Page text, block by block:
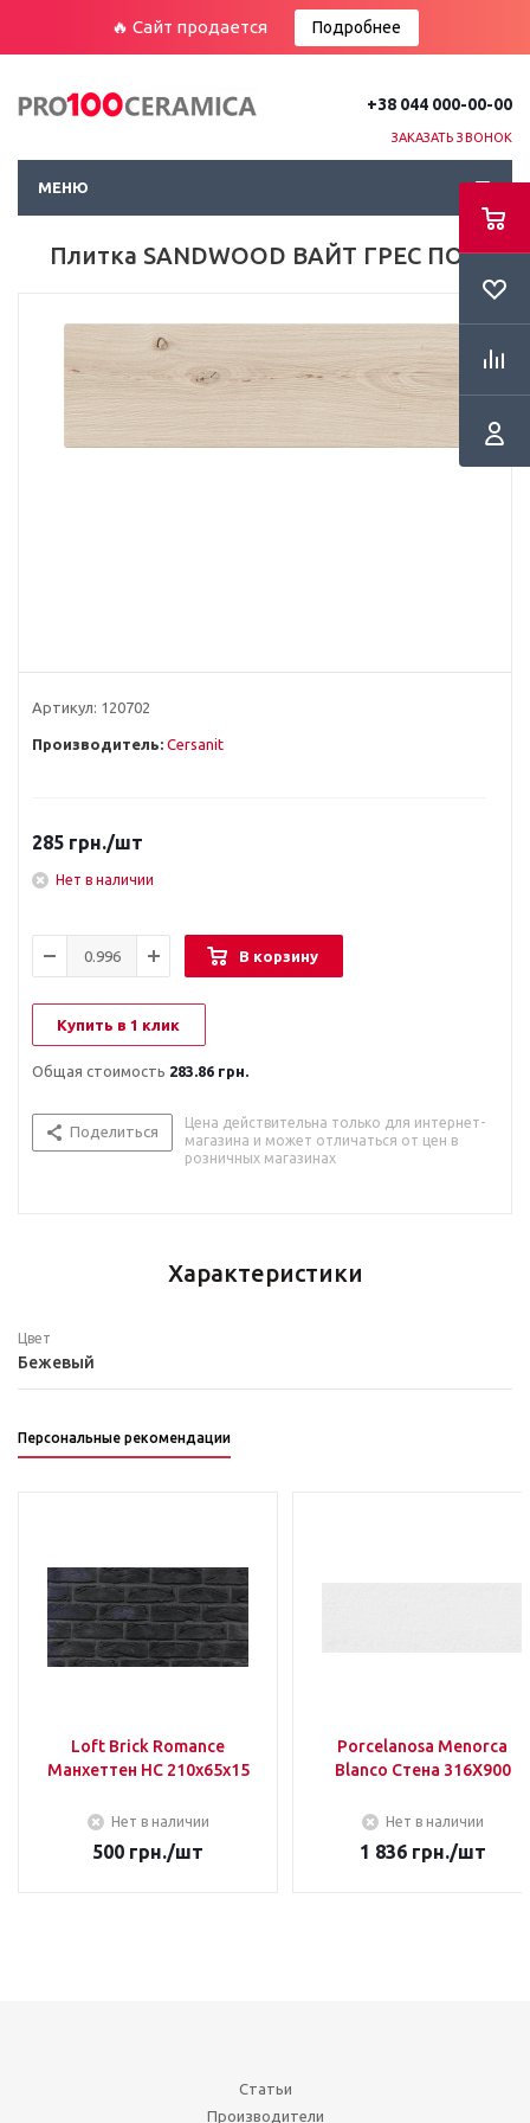
🔥 Сайт продается Подробнее
+38 044 000-00-00
ЗАКАЗАТЬ ЗВОНОК
МЕНЮ
Плитка SANDWOOD ВАЙТ ГРЕС ПОЛ
Артикул: 120702
Производитель: Cersanit
285 грн./шт
Нет в наличии
В корзину
Купить в 1 клик
Общая стоимость 283.86 грн.
Поделиться
Цена действительна только для интернет-
магазина и может отличаться от цен в
розничных магазинах
Характеристики
Цвет
Бежевый
Персональные рекомендации
Loft Brick Romance
Манхеттен НС 210х65х15
Нет в наличии
500 грн./шт
Porcelanosa Menorca
Blanco Стена 316Х900
Нет в наличии
1 836грн./шт
Статьи
Производители